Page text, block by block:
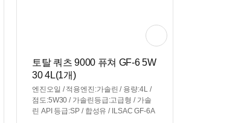
토탈 쿼츠 9000 퓨쳐 GF-6 5W
30 4L(1개)
엔진오일 / 적용엔진:가솔린 / 용량:4L /
점도:5W30 / 가솔린등급:고급형 / 가솔
린 API 등급:SP / 합성유 / ILSAC GF-6A